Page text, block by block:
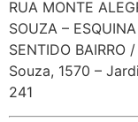
RUA MONTE
SOUZA –
SENTIDO
Souza, 1570 –
241